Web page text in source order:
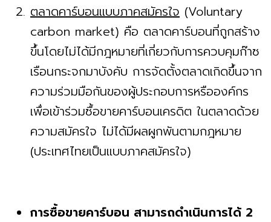
ตลาดคาร์บอนแบบภาคสมัครใจ (Voluntary
carbon market) คือ ตลาดคาร์บอนที่ถูกสร้าง
ขึ้นโดยไม่ได้มีกฎหมายที่เกี่ยวกับการควบคุมก๊าซ
เรือนกระจกมาบังคับ การจัดตั้งตลาดเกิดขึ้นจาก
ความร่วมมือกันของผู้ประกอบการหรือองค์กร
เพื่อเข้าร่วมซื้อขายคาร์บอนเครดิต ในตลาดด้วย
ความสมัครใจ ไม่ได้มีผลผูกพันตามกฎหมาย
(ประเทศไทยเป็นแบบภาคสมัครใจ)
การซื้อขายคาร์บอน สามารถดำเนินการได้ 2